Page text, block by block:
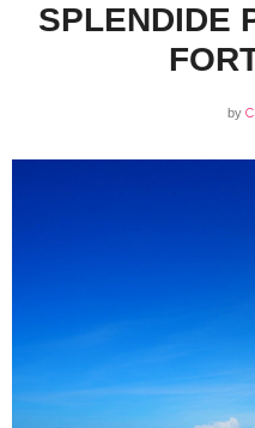
SPLENDIDE
by